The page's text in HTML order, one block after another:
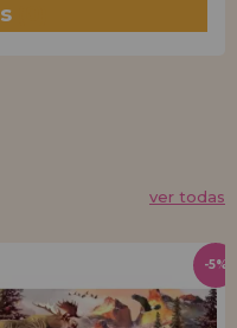
ver todas
-5%